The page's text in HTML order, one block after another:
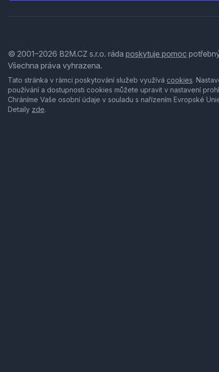
© 2001–2026 B2M.CZ s.r.o. ráda poskytuje pomoc
Všechna práva vyhrazena.
Tato stránka v rámci poskytování služeb využívá cookies.
používání a dostupnosti cookies můžete upravit v nastavení
Chráníme Vaše osobní údaje v souladu s nařízením Evropské
Detaily zde.